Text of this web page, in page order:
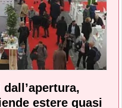
estere quasi